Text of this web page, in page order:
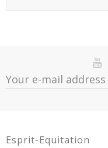
Esprit-Equitation